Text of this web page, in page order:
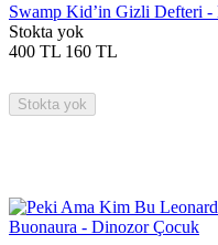
Swamp Kid’in Gizli Defteri
Stokta yok
400 TL 160 TL
Stokta yok